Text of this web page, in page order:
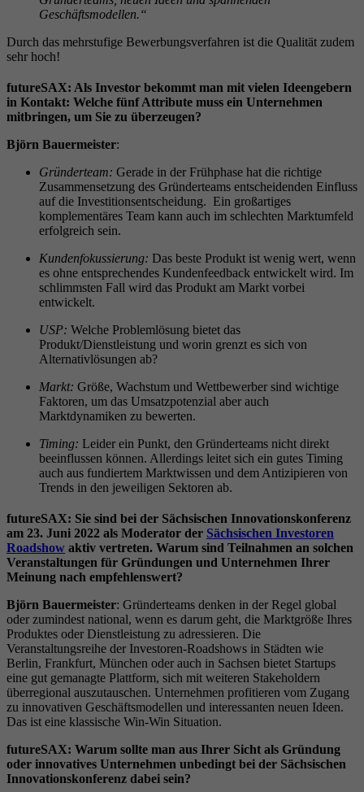
Geschäftsmodellen.“
Durch das mehrstufige Bewerbungsverfahren ist die Qualität zudem
sehr hoch!
futureSAX: Als Investor bekommt man mit vielen Ideengebern
in Kontakt: Welche fünf Attribute muss ein Unternehmen
mitbringen, um Sie zu überzeugen?
Björn Bauermeister:
Gründerteam: Gerade in der Frühphase hat die richtige
Zusammensetzung des Gründerteams entscheidenden Einfluss
auf die Investitionsentscheidung. Ein großartiges
komplementäres Team kann auch im schlechten Marktumfeld
erfolgreich sein.
Kundenfokussierung: Das beste Produkt ist wenig wert, wenn
es ohne entsprechendes Kundenfeedback entwickelt wird. Im
schlimmsten Fall wird das Produkt am Markt vorbei
entwickelt.
USP: Welche Problemlösung bietet das
Produkt/Dienstleistung und worin grenzt es sich von
Alternativlösungen ab?
Markt: Größe, Wachstum und Wettbewerber sind wichtige
Faktoren, um das Umsatzpotenzial aber auch
Marktdynamiken zu bewerten.
Timing: Leider ein Punkt, den Gründerteams nicht direkt
beeinflussen können. Allerdings leitet sich ein gutes Timing
auch aus fundiertem Marktwissen und dem Antizipieren von
Trends in den jeweiligen Sektoren ab.
futureSAX: Sie sind bei der Sächsischen Innovationskonferenz
am 23. Juni 2022 als Moderator der Sächsischen Investoren
Roadshow aktiv vertreten. Warum sind Teilnahmen an solchen
Veranstaltungen für Gründungen und Unternehmen Ihrer
Meinung nach empfehlenswert?
Björn Bauermeister: Gründerteams denken in der Regel global
oder zumindest national, wenn es darum geht, die Marktgröße Ihres
Produktes oder Dienstleistung zu adressieren. Die
Veranstaltungsreihe der Investoren-Roadshows in Städten wie
Berlin, Frankfurt, München oder auch in Sachsen bietet Startups
eine gut gemanagte Plattform, sich mit weiteren Stakeholdern
überregional auszutauschen. Unternehmen profitieren vom Zugang
zu innovativen Geschäftsmodellen und interessanten neuen Ideen.
Das ist eine klassische Win-Win Situation.
futureSAX: Warum sollte man aus Ihrer Sicht als Gründung
oder innovatives Unternehmen unbedingt bei der Sächsischen
Innovationskonferenz dabei sein?